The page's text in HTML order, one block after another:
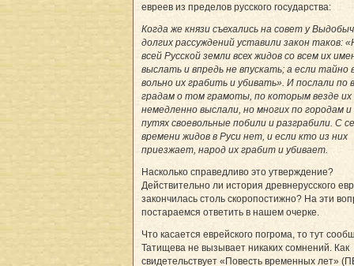
евреев из пределов русского государства:
Когда же князи съехались на совет у
долгих рассуждений уставили закон таков:
всей Русской земли всех жидов со всем их
выслать и впредь не впускать; а если тайно
вольно их грабить и убивать». И послали по
градам о том грамоты, по которым везде их
немедленно выслали, но многих по городам и
путях своевольные побили и разграбили. С
времени жидов в Руси нет, и если кто из них
приезжает, народ их грабит и убивает.
Насколько справедливо это утверждение?
Действительно ли история древнерусского
закончилась столь скоропостижно? На эти
постараемся ответить в нашем очерке.
Что касается еврейского погрома, то тут
Татищева не вызывает никаких сомнений. Как
свидетельствует «Повесть временных лет»